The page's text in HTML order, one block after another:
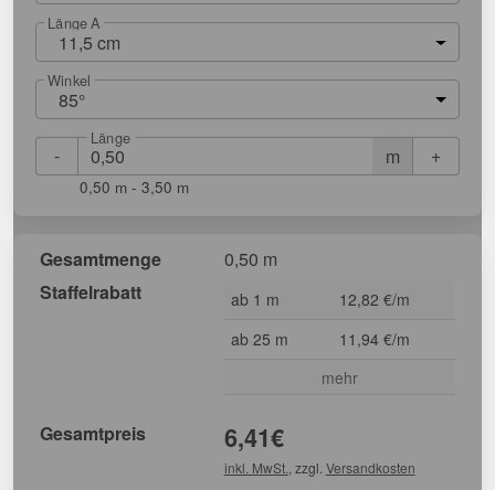
Länge A
11,5 cm
Winkel
85°
- m
Länge
+
0,50 m - 3,50 m
Gesamtmenge
0,50 m
Staffelrabatt
ab 1 m
12,82 €/m
ab 25 m
11,94 €/m
mehr
Gesamtpreis 6,41€
inkl. MwSt. , zzgl. Versandkosten